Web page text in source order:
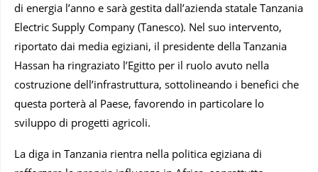
di energia l’anno e sarà gestita dall’azienda statale Tanzania
Electric Supply Company (Tanesco). Nel suo intervento,
riportato dai media egiziani, il presidente della Tanzania
Hassan ha ringraziato l’Egitto per il ruolo avuto nella
costruzione dell’infrastruttura, sottolineando i benefici che
questa porterà al Paese, favorendo in particolare lo
sviluppo di progetti agricoli.
La diga in Tanzania rientra nella politica egiziana di